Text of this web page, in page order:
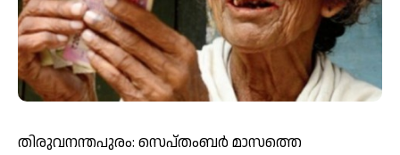
തിരുവനന്തപുരം: സെപ്തംബർ മാസത്തെ